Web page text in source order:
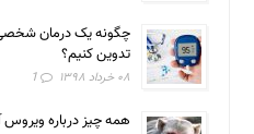
چگونه یک درمان شخصی
تدوین کنیم؟
۰۸ خرداد ۱۳۹۸ 1
همه چیز درباره ویروس